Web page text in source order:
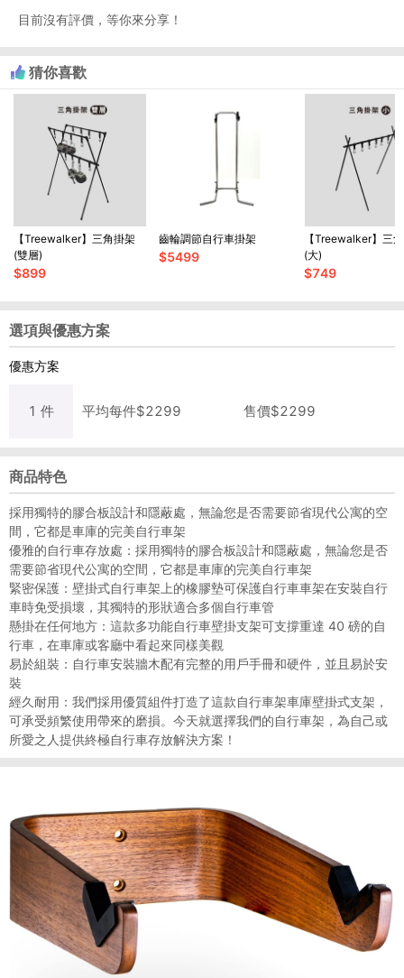
目前沒有評價，等你來分享！
猜你喜歡
【Treewalker】三角掛架
(雙層)
$899
齒輪調節自行車掛架
$5499
【Treewalker】三
(大)
$749
選項與優惠方案
優惠方案
1 件 平均每件$2299 售價$2299
商品特色
採用獨特的膠合板設計和隱蔽處，無論您是否需要節省現代公寓的空
間，它都是車庫的完美自行車架
優雅的自行車存放處：採用獨特的膠合板設計和隱蔽處，無論您是否
需要節省現代公寓的空間，它都是車庫的完美自行車架
緊密保護：壁掛式自行車架上的橡膠墊可保護自行車車架在安裝自行
車時免受損壞，其獨特的形狀適合多個自行車管
懸掛在任何地方：這款多功能自行車壁掛支架可支撐重達 40 磅的自
行車，在車庫或客廳中看起來同樣美觀
易於組裝：自行車安裝牆木配有完整的用戶手冊和硬件，並且易於安
裝
經久耐用：我們採用優質組件打造了這款自行車架車庫壁掛式支架，
可承受頻繁使用帶來的磨損。今天就選擇我們的自行車架，為自己或
所愛之人提供終極自行車存放解決方案！